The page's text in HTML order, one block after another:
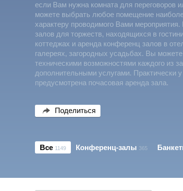
если Вам нужна комната для переговоров
можете выбрать любое помещение
характеру проводимого Вами
залов для торжеств, находящихся в
коттеджах и аренда конференц залов в
галереях, загородных усадьбах. Вы
техническими возможностями каждого из
дополнительными услугами. Практически у
предусмотрена почасовая аренда зала.
Поделиться
Все 1149 Конференц-залы 365